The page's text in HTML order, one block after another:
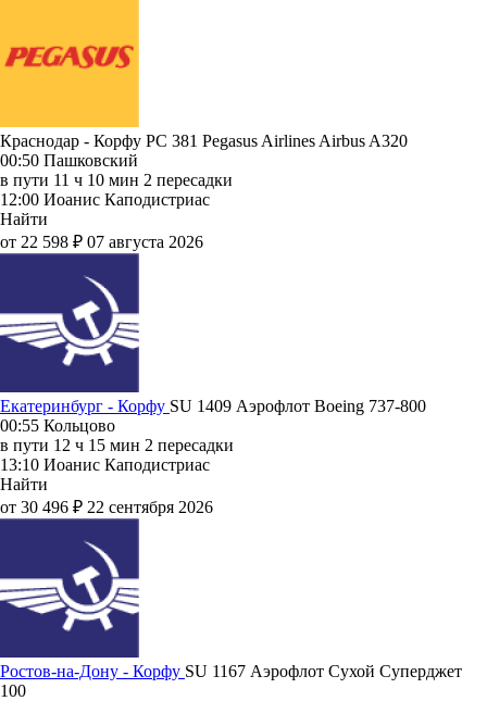
Краснодар - Корфу PC 381 Pegasus Airlines Airbus A320
00:50 Пашковский
в пути 11 ч 10 мин 2 пересадки
12:00 Иоанис Каподистриас
Найти
от 22 598 ₽ 07 августа 2026
Екатеринбург - Корфу SU 1409 Аэрофлот Boeing 737-800
00:55 Кольцово
в пути 12 ч 15 мин 2 пересадки
13:10 Иоанис Каподистриас
Найти
от 30 496 ₽ 22 сентября 2026
Ростов-на-Дону - Корфу SU 1167 Аэрофлот Сухой Суперджет
100